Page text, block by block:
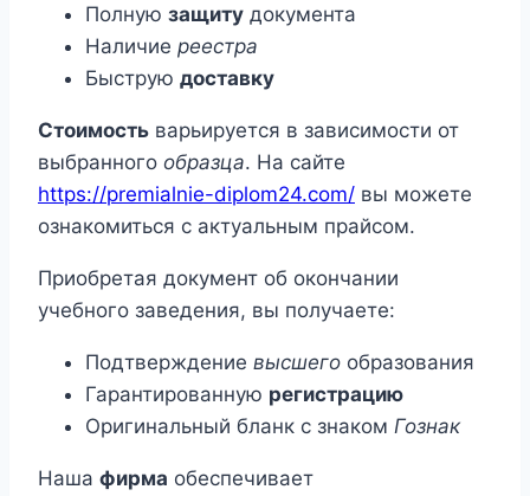
Полную защиту документа
Наличие реестра
Быструю доставку
Стоимость варьируется в зависимости от
выбранного образца. На сайте
https://premialnie-diplom24.com/ вы можете
ознакомиться с актуальным прайсом.
Приобретая документ об окончании
учебного заведения, вы получаете:
Подтверждение высшего образования
Гарантированную регистрацию
Оригинальный бланк с знаком Гознак
Наша фирма обеспечивает